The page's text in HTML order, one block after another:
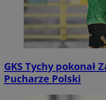
GKS Tychy pokonał
Pucharze Polski